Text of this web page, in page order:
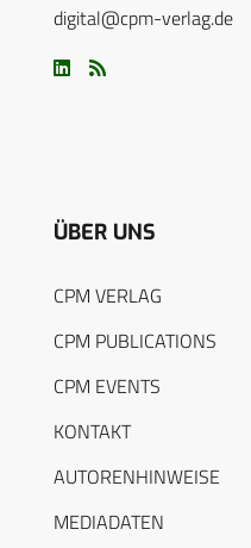
digital@cpm-verlag.de
ÜBER UNS
CPM VERLAG
CPM PUBLICATIONS
CPM EVENTS
KONTAKT
AUTORENHINWEISE
MEDIADATEN